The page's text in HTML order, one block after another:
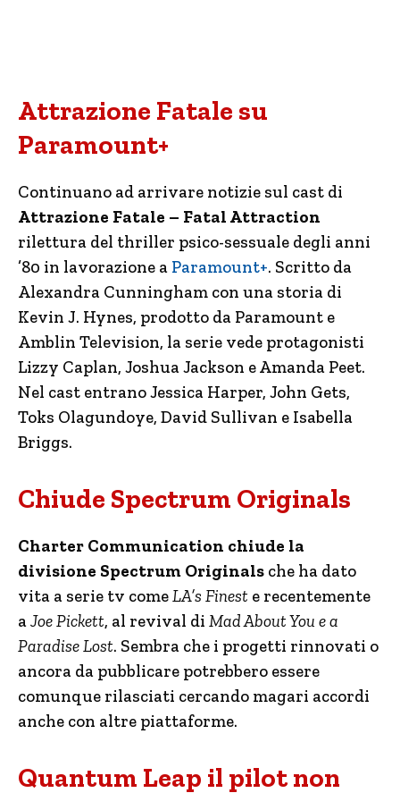
Attrazione Fatale su
Paramount+
Continuano ad arrivare notizie sul cast di
Attrazione Fatale – Fatal Attraction
rilettura del thriller psico-sessuale degli anni
’80 in lavorazione a Paramount+. Scritto da
Alexandra Cunningham con una storia di
Kevin J. Hynes, prodotto da Paramount e
Amblin Television, la serie vede protagonisti
Lizzy Caplan, Joshua Jackson e Amanda Peet.
Nel cast entrano Jessica Harper, John Gets,
Toks Olagundoye, David Sullivan e Isabella
Briggs.
Chiude Spectrum Originals
Charter Communication chiude la
divisione Spectrum Originals che ha dato
vita a serie tv comeLA’s Finest e recentemente
aJoe Pickett, al revival di Mad About You e a
Paradise Lost. Sembra che i progetti rinnovati o
ancora da pubblicare potrebbero essere
comunque rilasciati cercando magari accordi
anche con altre piattaforme.
Quantum Leap il pilot non